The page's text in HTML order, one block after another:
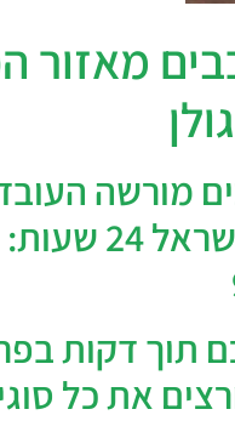
מאזור
מורשה
תוך דקות
את כל